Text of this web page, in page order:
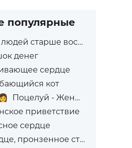
популярные
старше восемнадцати лет
денег
сердце
кот
Поцелуй - Женщина: Светлый тон кожи, Женщина: Без тона кожи
приветствие
сердце
пронзенное стрелой